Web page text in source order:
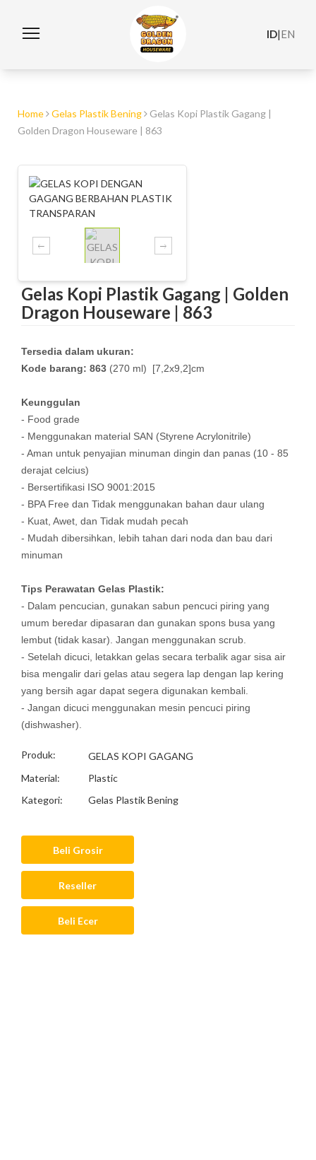
ID|EN
Home Gelas Plastik Bening
Gelas Kopi Plastik Gagang |
Golden Dragon Houseware | 863
Gelas Kopi Plastik Gagang | Golden
Dragon Houseware | 863
Tersedia dalam ukuran:
Kode barang: 863 (270 ml) [7,2x9,2]cm
Keunggulan
- Food grade
- Menggunakan material SAN (Styrene Acrylonitrile)
- Aman untuk penyajian minuman dingin dan panas (10 - 85
derajat celcius)
- Bersertifikasi ISO 9001:2015
- BPA Free dan Tidak menggunakan bahan daur ulang
- Kuat, Awet, dan Tidak mudah pecah
- Mudah dibersihkan, lebih tahan dari noda dan bau dari
minuman
Tips Perawatan Gelas Plastik:
- Dalam pencucian, gunakan sabun pencuci piring yang
umum beredar dipasaran dan gunakan spons busa yang
lembut (tidak kasar). Jangan menggunakan scrub.
- Setelah dicuci, letakkan gelas secara terbalik agar sisa air
bisa mengalir dari gelas atau segera lap dengan lap kering
yang bersih agar dapat segera digunakan kembali.
- Jangan dicuci menggunakan mesin pencuci piring
(dishwasher).
Produk:
GELAS KOPI GAGANG
Material:
Plastic
Kategori:
Gelas Plastik Bening
Beli Grosir
Reseller
Beli Ecer